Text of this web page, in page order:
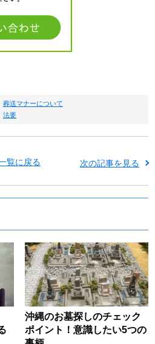
、葬送マナーについて
、法要
覧に戻る 次の記事を見る
沖縄のお墓探しのチェック
ポイント！意識したい5つの